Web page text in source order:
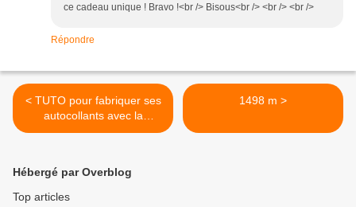
ce cadeau unique ! Bravo !<br /> Bisous<br /> <br /> <br />
Répondre
< TUTO pour fabriquer ses
autocollants avec la
Cuttlebug (à télécharger)
1498 m >
Hébergé par Overblog
Top articles